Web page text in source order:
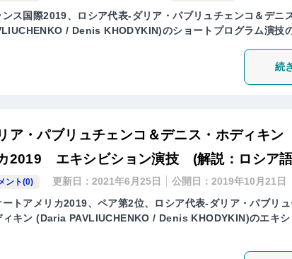
ンス国際2019、ロシア代表-ダリア・パブリュチェンコ＆デニ
/ Denis KHODYKIN)のショートプログラム演技
続
ア・パブリュチェンコ＆デニス・ホディキ
2019 エキシビション演技 (解説：ロシア
ント(0) 更新日：2021年6月25日 公開日：2019年10月21日
ートアメリカ2019、ペア第2位、ロシア代表-ダリア・パブリュ
ィキン (Daria PAVLIUCHENKO / Denis KHODYKIN)のエキ